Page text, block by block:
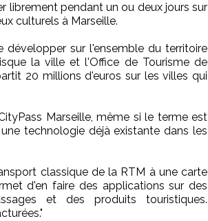
librement pendant un ou deux jours sur
culturels à Marseille.
développer sur l'ensemble du territoire
la ville et l'Office de Tourisme de
20 millions d'euros sur les villes qui
Marseille, même si le terme est
technologie déjà existante dans les
classique de la RTM à une carte
d'en faire des applications sur des
et des produits touristiques.